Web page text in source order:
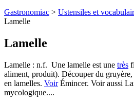
Gastronomiac > Ustensiles et
Lamelle
Lamelle
Lamelle : n.f. Une lamelle est une très
aliment, produit). Découper du
en lamelles. VoirÉmincer. Voir aussi
mycologique....